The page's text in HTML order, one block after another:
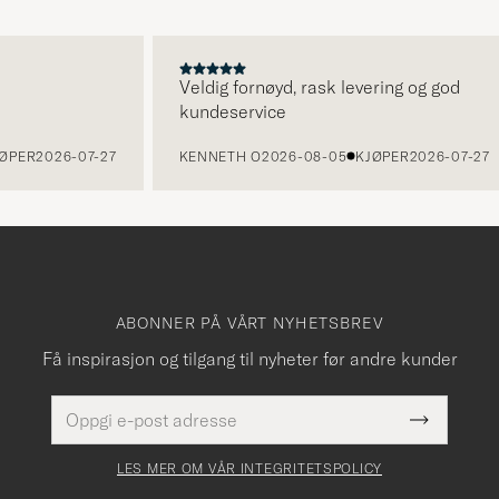
2026-07-27
Veldig fornøyd, rask levering og god
kundeservice
KENNETH O2026-08-05 KJØPER2026-07-27
ABONNER PÅ VÅRT NYHETSBREV
Få inspirasjon og tilgang til nyheter før andre kunder
postadresse
Dette
felt
Submit
Newsletter
LES MER OM VÅR INTEGRITETSPOLICY